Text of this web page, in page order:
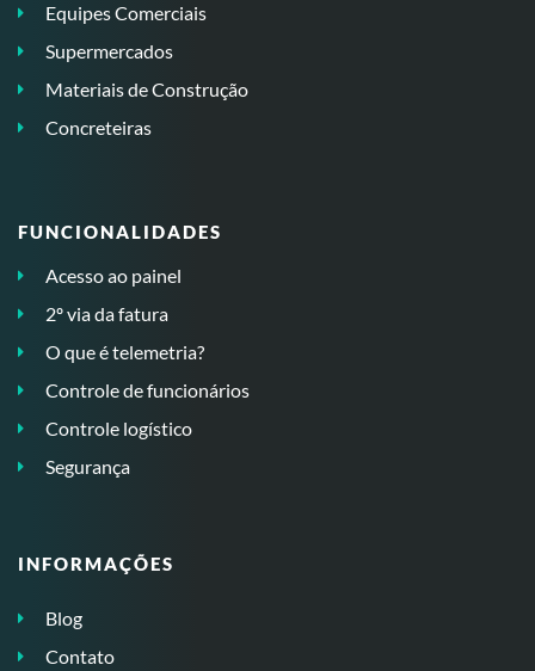
Equipes Comerciais
Supermercados
Materiais de Construção
Concreteiras
FUNCIONALIDADES
Acesso ao painel
2º via da fatura
O que é telemetria?
Controle de funcionários
Controle logístico
Segurança
INFORMAÇÕES
Blog
Contato